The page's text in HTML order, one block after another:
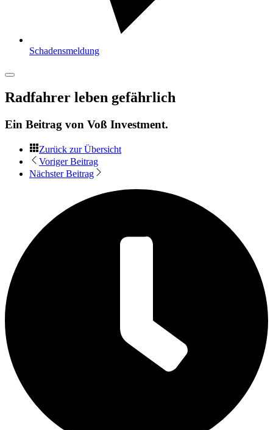
Schadensmeldung
Radfahrer leben gefährlich
Ein Beitrag von Voß Investment.
Zurück zur Übersicht
Voriger Beitrag
Nächster Beitrag